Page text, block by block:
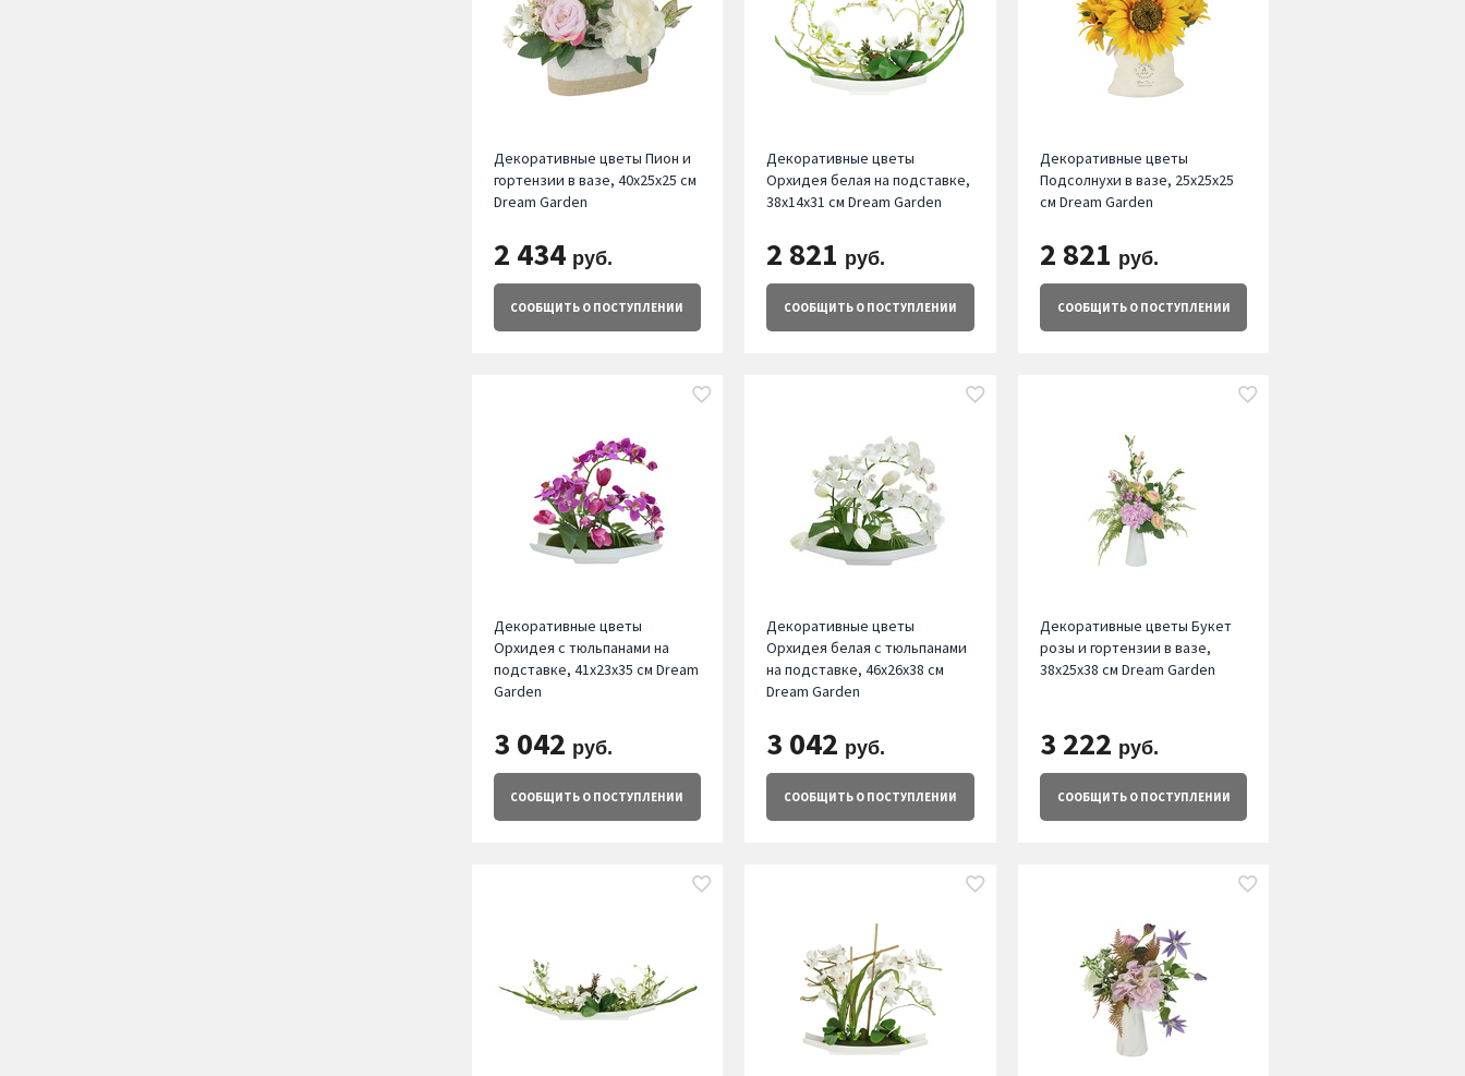
Декоративные цветы Пион и
гортензии в вазе, 40х25х25 см
Dream Garden
2 434 руб.
СООБЩИТЬ О ПОСТУПЛЕНИИ
Декоративные цветы
Орхидея белая на подставке,
38х14х31 см Dream Garden
2 821 руб.
СООБЩИТЬО ПОСТУПЛЕНИИ
Декоративные цветы
Подсолнухи в вазе, 25х25х25
см Dream Garden
2 821 руб.
СООБЩИТЬО ПОСТУПЛЕНИИ
Декоративные цветы
Орхидея c тюльпанами на
подставке, 41х23х35 см Dream
Garden
3 042 руб.
СООБЩИТЬ О ПОСТУПЛЕНИИ
Декоративные цветы
Орхидея белая c тюльпанами
на подставке, 46х26х38 см
Dream Garden
3 042 руб.
СООБЩИТЬО ПОСТУПЛЕНИИ
Декоративные цветы Букет
розы и гортензии в вазе,
38х25х38 см Dream Garden
3 222 руб.
СООБЩИТЬО ПОСТУПЛЕНИИ